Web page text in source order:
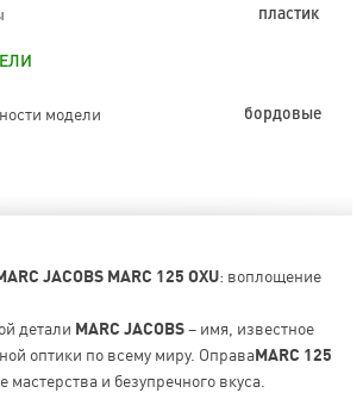
пластик
модели бордовые
JACOBS MARC 125 OXU: воплощение
детали MARC JACOBS– имя, известное
оптики по всему миру. ОправаMARC 125
и безупречного вкуса.